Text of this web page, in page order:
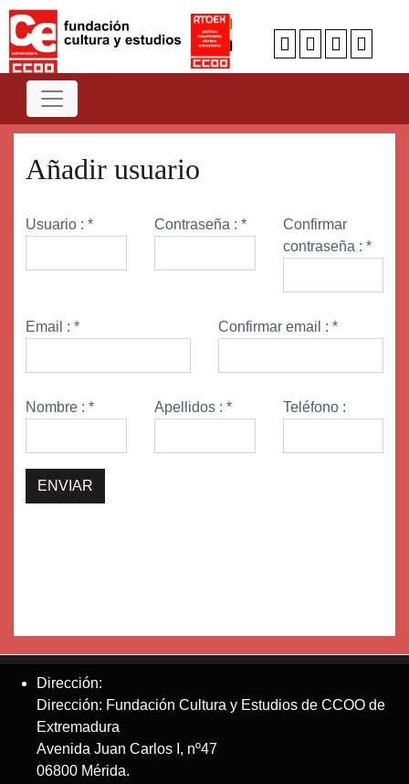
Añadir usuario
Usuario : * Contraseña : *
Confirmar
contraseña : *
Email : * Confirmar email : *
Nombre : * Apellidos : * Teléfono :
Dirección:
Dirección: Fundación Cultura y Estudios de CCOO de
Extremadura
Avenida Juan Carlos I, nº47
06800 Mérida.